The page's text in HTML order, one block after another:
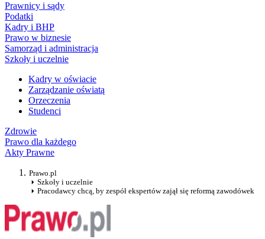
Prawnicy i sądy
Podatki
Kadry i BHP
Prawo w biznesie
Samorząd i administracja
Szkoły i uczelnie
Kadry w oświacie
Zarządzanie oświatą
Orzeczenia
Studenci
Zdrowie
Prawo dla każdego
Akty Prawne
Prawo.pl
Szkoły i uczelnie
Pracodawcy chcą, by zespół ekspertów zajął się reformą zawodówek